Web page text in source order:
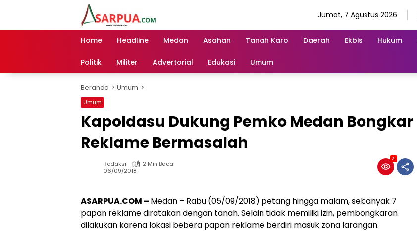
Jumat, 7 Agustus 2026
Home Headline Medan Asahan Tanah Karo Daerah Ekbis Hukum
Politik Militer Advertorial Edukasi Umum
Beranda Umum
Umum
Kapoldasu Dukung Pemko Medan Bongkar
Reklame Bermasalah
Redaksi
2 Min Baca
06/09/2018
21
ASARPUA.COM – Medan – Rabu (05/09/2018) petang hingga malam, sebanyak 7
papan reklame diratakan dengan tanah. Selain tidak memiliki izin, pembongkaran
dilakukan karena lokasi bebera papan reklame berdiri masuk zona larangan.